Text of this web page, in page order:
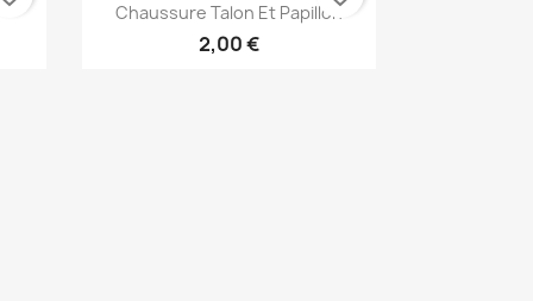
Aperçu rapide
Chaussure Talon Et Papillon
2,00 €